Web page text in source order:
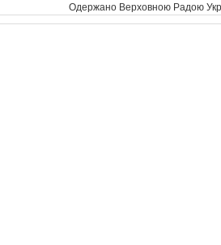
Одержано Верховною Радою